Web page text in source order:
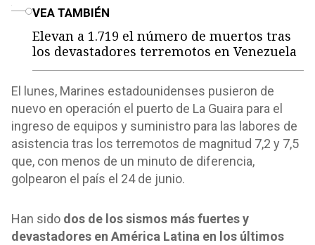
VEA TAMBIÉN
Elevan a 1.719 el número de muertos tras
los devastadores terremotos en Venezuela
El lunes, Marines estadounidenses pusieron de
nuevo en operación el puerto de La Guaira para el
ingreso de equipos y suministro para las labores de
asistencia tras los terremotos de magnitud 7,2 y 7,5
que, con menos de un minuto de diferencia,
golpearon el país el 24 de junio.
Han sido dos de los sismos más fuertes y
devastadores en América Latina en los últimos